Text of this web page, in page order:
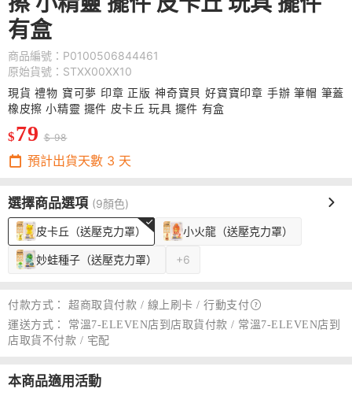
有盒
商品編號：P0100506844461
原始貨號：STXX00XX10
現貨 禮物 寶可夢 印章 正版 神奇寶貝 好寶寶印章 手辦 筆帽 筆蓋
橡皮擦 小精靈 擺件 皮卡丘 玩具 擺件 有盒
$79 $ 98
預計出貨天數 3 天
選擇商品選項 (9顏色)
皮卡丘（送壓克力罩） 小火龍（送壓克力罩）
妙蛙種子（送壓克力罩） +6
付款方式： 超商取貨付款 / 線上刷卡 / 行動支付
運送方式：
常溫7-ELEVEN店到店取貨付款 / 常溫7-ELEVEN店到
店取貨不付款 / 宅配
本商品適用活動